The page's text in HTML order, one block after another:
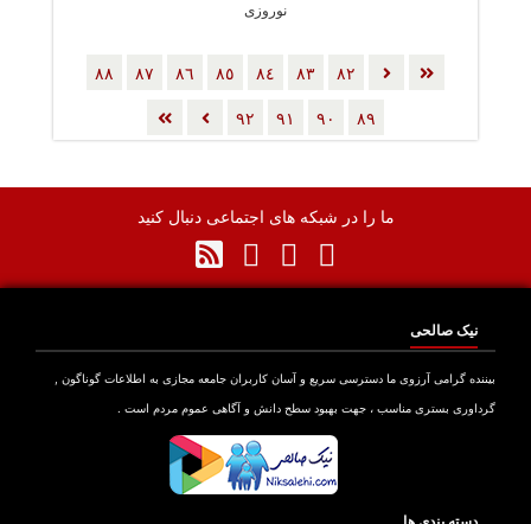
نوروزی
٨٢ ٨٣ ٨٤ ٨٥ ٨٦ ٨٧ ٨٨
٨٩ ٩٠ ٩١ ٩٢
ما را در شبکه های اجتماعی دنبال کنید
نیک صالحی
بیننده گرامی آرزوی ما دسترسی سریع و آسان کاربران جامعه مجازی به اطلاعات گوناگون ,
گرداوری بستری مناسب ، جهت بهبود سطح دانش و آگاهی عموم مردم است .